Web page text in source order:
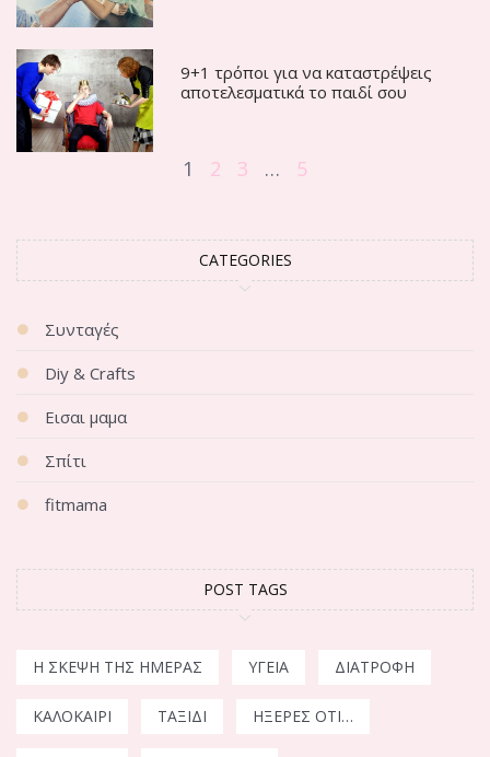
9+1 τρόποι για να καταστρέψεις
αποτελεσματικά το παιδί σου
1 2 3 … 5
CATEGORIES
Συνταγές
Diy & Crafts
Εισαι μαμα
Σπίτι
fitmama
POST TAGS
Η ΣΚΈΨΗ ΤΗΣ ΗΜΈΡΑΣ ΥΓΕΊΑ ΔΙΑΤΡΟΦΉ
ΚΑΛΟΚΑΊΡΙ ΤΑΞΊΔΙ ΉΞΕΡΕΣ ΌΤΙ…